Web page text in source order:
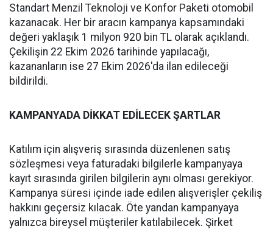
Standart Menzil Teknoloji ve Konfor Paketi otomobil
kazanacak. Her bir aracın kampanya kapsamındaki
değeri yaklaşık 1 milyon 920 bin TL olarak açıklandı.
Çekilişin 22 Ekim 2026 tarihinde yapılacağı,
kazananların ise 27 Ekim 2026'da ilan edileceği
bildirildi.
KAMPANYADA DİKKAT EDİLECEK ŞARTLAR
Katılım için alışveriş sırasında düzenlenen satış
sözleşmesi veya faturadaki bilgilerle kampanyaya
kayıt sırasında girilen bilgilerin aynı olması gerekiyor.
Kampanya süresi içinde iade edilen alışverişler çekiliş
hakkını geçersiz kılacak. Öte yandan kampanyaya
yalnızca bireysel müşteriler katılabilecek. Şirket